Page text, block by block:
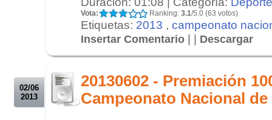
Vota: Ranking: 3.1/5.0 (63 votos)
Etiquetas: 2013 , campeonato
Insertar Comentario | | Descargar
02/06
2013
20130602 - Premiación
Campeonato Nacional de